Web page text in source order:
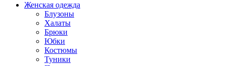
Женская одежда
Блузоны
Халаты
Брюки
Юбки
Костюмы
Туники